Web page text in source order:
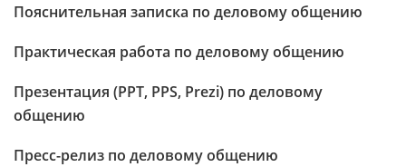
Пояснительная записка по деловому общению
Практическая работа по деловому общению
Презентация (PPT, PPS, Prezi) по деловому
общению
Пресс-релиз по деловому общению